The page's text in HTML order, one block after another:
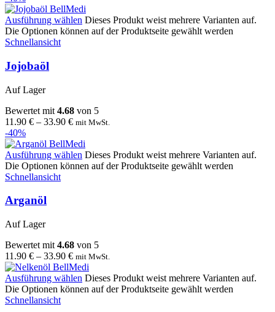
Ausführung wählen Dieses Produkt weist mehrere Varianten auf.
Die Optionen können auf der Produktseite gewählt werden
Schnellansicht
Jojobaöl
Auf Lager
Bewertet mit 4.68 von 5
11.90 € – 33.90 € mit MwSt.
-40%
Ausführung wählen Dieses Produkt weist mehrere Varianten auf.
Die Optionen können auf der Produktseite gewählt werden
Schnellansicht
Arganöl
Auf Lager
Bewertet mit 4.68 von 5
11.90 € – 33.90 € mit MwSt.
Ausführung wählen Dieses Produkt weist mehrere Varianten auf.
Die Optionen können auf der Produktseite gewählt werden
Schnellansicht